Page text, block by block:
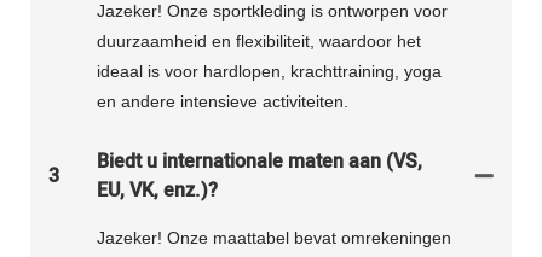
Jazeker! Onze sportkleding is ontworpen voor
duurzaamheid en flexibiliteit, waardoor het
ideaal is voor hardlopen, krachttraining, yoga
en andere intensieve activiteiten.
3
Biedt u internationale maten aan (VS,
EU, VK, enz.)?
Jazeker! Onze maattabel bevat omrekeningen